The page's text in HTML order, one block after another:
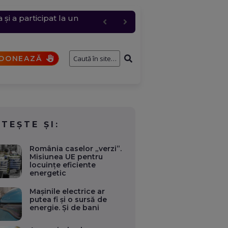
și a participat la un
anulări masive
a fost restricționat
ȘI:
România caselor „verzi”.
Misiunea UE pentru
locuințe eficiente
energetic
Mașinile electrice ar
putea fi și o sursă de
energie. Și de bani